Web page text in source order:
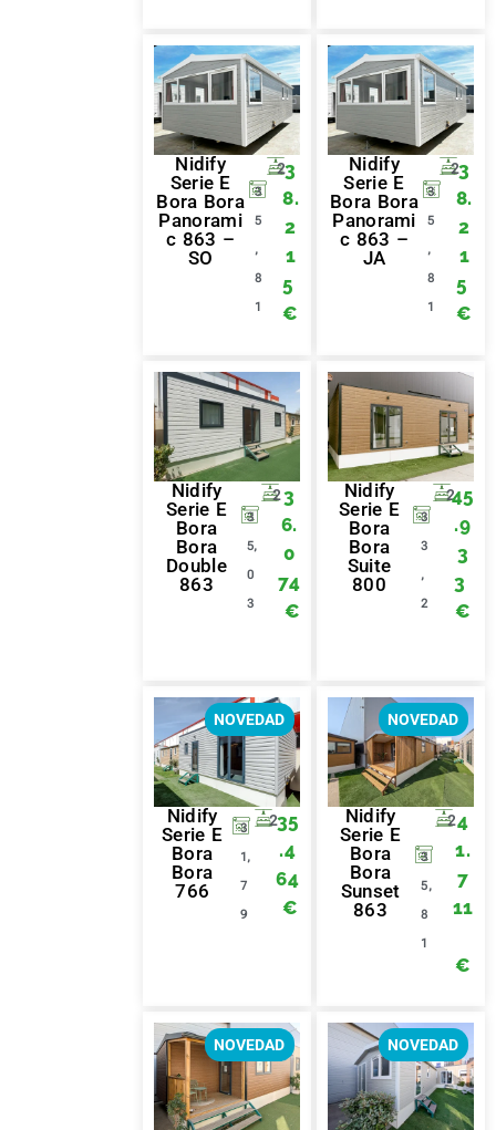
Nidify
Serie E
Bora Bora
Panorami
c 863 –
SO
3
5
,
8
1
23
8.
2
1
5
€
Nidify
Serie E
Bora Bora
Panorami
c 863 –
JA
3
5
,
8
1
23
8.
2
1
5
€
Nidify
Serie E
Bora
Bora
Double
863
3
5,
0
3
23
6.
0
74
€
Nidify
Serie E
Bora
Bora
Suite
800
3
3
,
2
245
.9
3
3
€
NOVEDAD
Nidify
Serie E
Bora
Bora
766
3
1,
7
9
235
.4
64
€
NOVEDAD
Nidify
Serie E
Bora
Bora
Sunset
863
3
5,
8
1
24
1.
7
11
€
NOVEDAD NOVEDAD